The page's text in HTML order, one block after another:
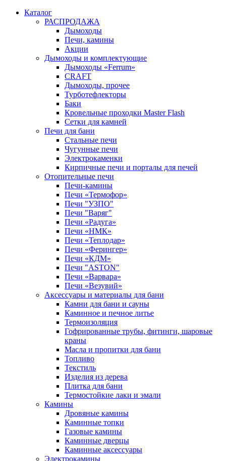
Каталог
РАСПРОДАЖА
Дымоходы
Печи, камины
Акции
Дымоходы и комплектующие
Дымоходы «Ferrum»
CRAFT
Дымоходы, прочее
Турботефлекторы
Баки
Кровельные проходки Master Flash
Сетки для камней
Печи для бани
Стальные печи
Чугунные печи
Электрокаменки
Кирпичные печи и порталы для печей
Отопительные печи
Печи-камины
Печи «Термофор»
Печи "УЗПО"
Печи "Варяг"
Печи «Радуга»
Печи «НМК»
Печи «Теплодар»
Печи «Ферингер»
Печи «КДМ»
Печи "ASTON"
Печи «Варвара»
Печи «Везувий»
Аксессуары и материалы для бани
Камни для бани и сауны
Каминное и печное литье
Термоизоляция
Гофрированные трубы, фитинги, шаровые
краны
Масла и пропитки для бани
Топливо
Текстиль
Изделия из дерева
Плитка для бани
Термостойкие лаки и эмали
Камины
Дровяные камины
Каминные топки
Газовые камины
Каминные дверцы
Каминные аксессуары
Электрокамины